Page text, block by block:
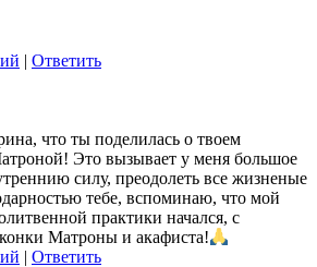
| Ответить
что ты поделилась о твоем
Это вызывает у меня большое
силу, преодолеть все жизненые
тебе, вспоминаю, что мой
практики начался, с
Матроны и акафиста!
| Ответить